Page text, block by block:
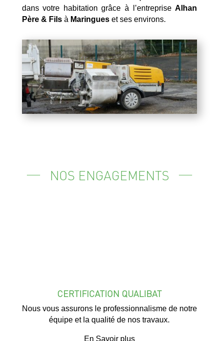
dans votre habitation grâce à l’entrepriseAlhan
Père & Filsà Maringues et ses environs.
NOS ENGAGEMENTS
CERTIFICATION QUALIBAT
Nous vous assurons le professionnalisme de notre
équipe et la qualité de nos travaux.
En Savoir plus